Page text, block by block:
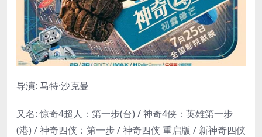
导演: 马特·沙克曼
又名: 惊奇4超人：第一步(台) / 神奇4侠：英雄第一步
(港) / 神奇四侠：第一步 / 神奇四侠 重启版 / 新神奇四侠